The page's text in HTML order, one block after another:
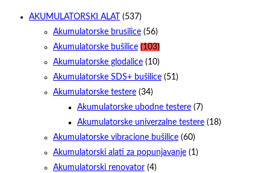
AKUMULATORSKI ALAT
(537)
Akumulatorske brusilice (56)
Akumulatorske bušilice (103)
Akumulatorske glodalice (10)
Akumulatorske SDS+ bušilice (51)
Akumulatorske testere (34)
Akumulatorske ubodne testere (7)
Akumulatorske univerzalne testere (18)
Akumulatorske vibracione bušilice (60)
Akumulatorski alati za popunjavanje (1)
Akumulatorski renovator (4)